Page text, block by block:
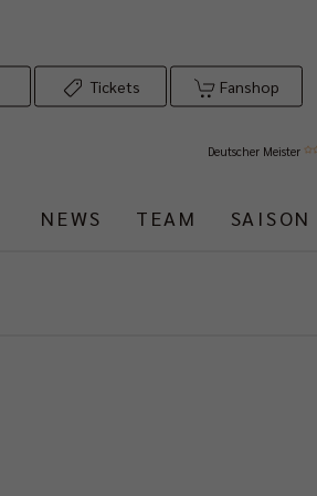
Tickets Fanshop
Deutscher Meister
NEWS TEAM SAISON